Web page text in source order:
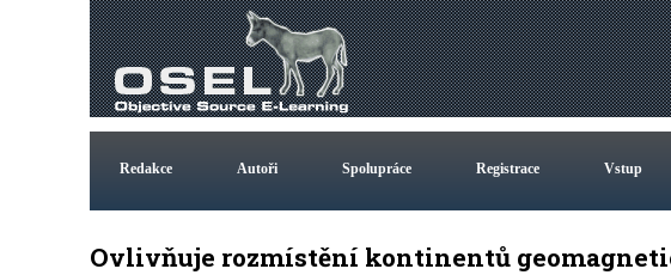
Redakce Autoři Spolupráce Registrace Vstup
Ovlivňuje rozmístění kontinentů